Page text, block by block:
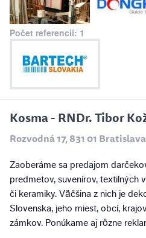
Počet referencií: 1
Kosma - RNDr. Tibor
Rozvodná 17, 831 01 Bratislava
Zaoberáme sa predajom
predmetov, suvenírov, textilných
či keramiky. Väčšina z nich je
Slovenska, jeho miest, obcí,
zámkov. Ponúkame aj rôzne